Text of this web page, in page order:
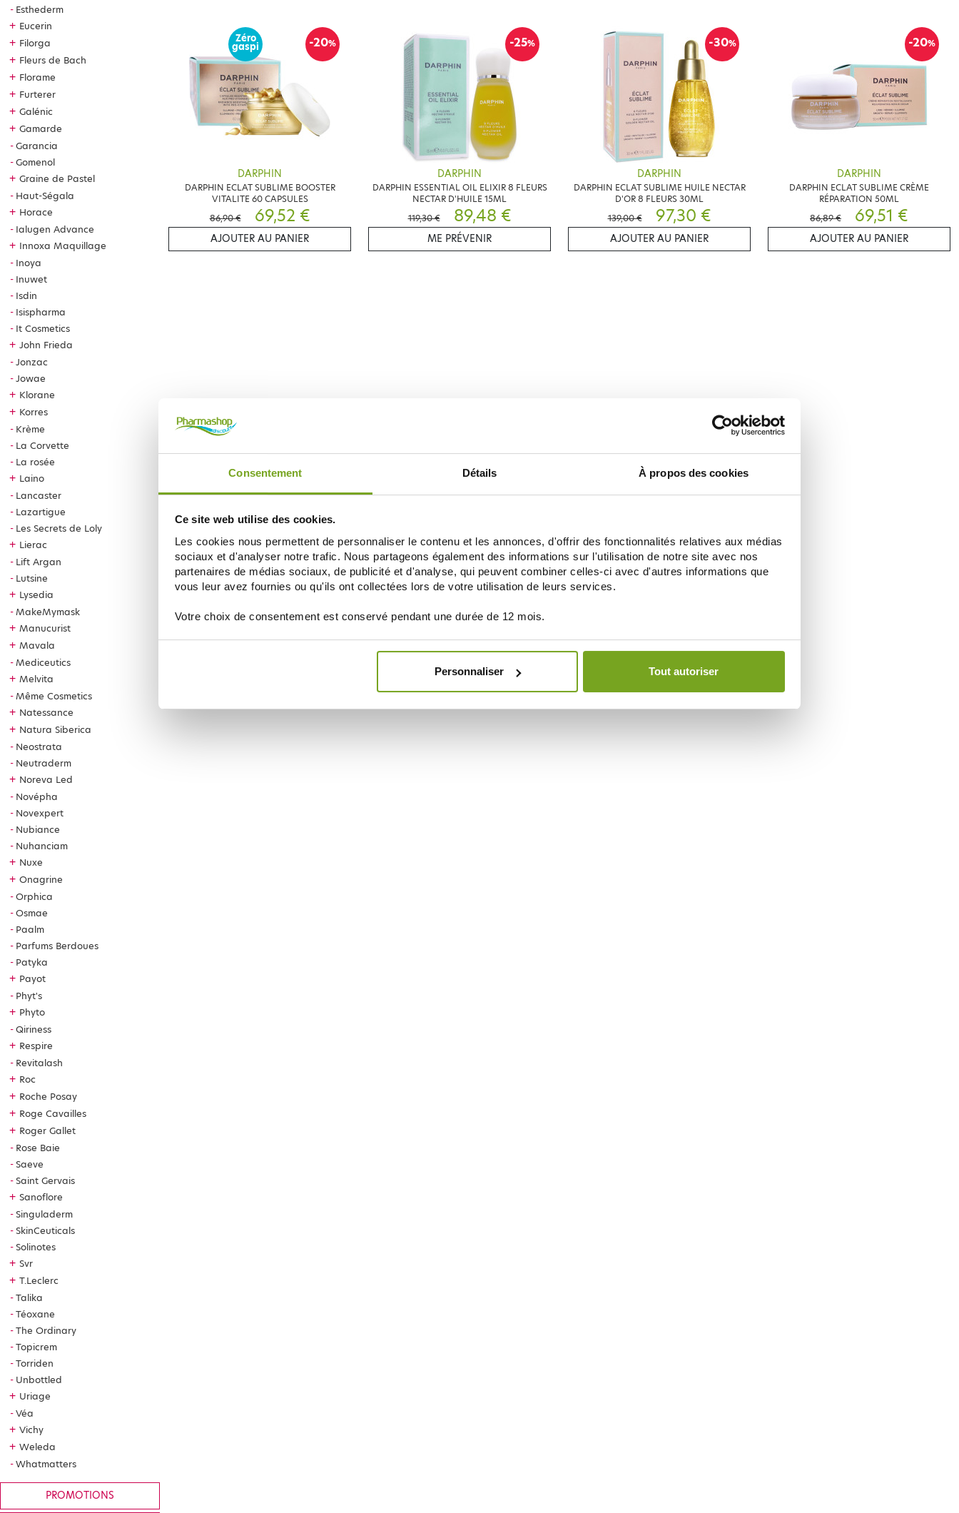
Consentement Détails À propos des cookies
Ce site web utilise des cookies.
Les cookies nous permettent de personnaliser le contenu et les annonces, d'offrir des fonctionnalités relatives aux médias
sociaux et d'analyser notre trafic. Nous partageons également des informations sur l'utilisation de notre site avec nos
partenaires de médias sociaux, de publicité et d'analyse, qui peuvent combiner celles-ci avec d'autres informations que
vous leur avez fournies ou qu'ils ont collectées lors de votre utilisation de leurs services.
Votre choix de consentement est conservé pendant une durée de 12 mois.
Personnaliser Tout autoriser
Esthederm
+ Eucerin
+ Filorga
+ Fleurs de Bach
+ Florame
+ Furterer
+ Galénic
+ Gamarde
Garancia
Gomenol
+ Graine de Pastel
Haut-Ségala
+ Horace
Ialugen Advance
+ Innoxa Maquillage
Inoya
Inuwet
Isdin
Isispharma
It Cosmetics
+ John Frieda
Jonzac
Jowae
+ Klorane
+ Korres
Krème
La Corvette
La rosée
+ Laino
Lancaster
Lazartigue
Les Secrets de Loly
+ Lierac
Lift Argan
Lutsine
+ Lysedia
MakeMymask
+ Manucurist
+ Mavala
Mediceutics
+ Melvita
Même Cosmetics
+ Natessance
+ Natura Siberica
Neostrata
Neutraderm
+ Noreva Led
Novépha
Novexpert
Nubiance
Nuhanciam
+ Nuxe
+ Onagrine
Orphica
Osmae
Paalm
Parfums Berdoues
Patyka
+ Payot
Phyt's
+ Phyto
Qiriness
+ Respire
Revitalash
+ Roc
+ Roche Posay
+ Roge Cavailles
+ Roger Gallet
Rose Baie
Saeve
Saint Gervais
+ Sanoflore
Singuladerm
SkinCeuticals
Solinotes
+ Svr
+ T.Leclerc
Talika
Téoxane
The Ordinary
Topicrem
Torriden
Unbottled
+ Uriage
Véa
+ Vichy
+ Weleda
Whatmatters
PROMOTIONS
-20%
Zéro
gaspi
DARPHIN
DARPHIN ECLAT SUBLIME BOOSTER
VITALITE 60 CAPSULES
86,90 €
69,52 €
AJOUTER AU PANIER
-25%
DARPHIN
DARPHIN ESSENTIAL OIL ELIXIR 8 FLEURS
NECTAR D'HUILE 15ML
119,30 €
89,48 €
ME PRÉVENIR
-30%
DARPHIN
DARPHIN ECLAT SUBLIME HUILE NECTAR
D'OR 8 FLEURS 30ML
139,00 €
97,30 €
AJOUTER AU PANIER
-20%
DARPHIN
DARPHIN ECLAT SUBLIME CRÈME
RÉPARATION 50ML
86,89 €
69,51 €
AJOUTER AU PANIER